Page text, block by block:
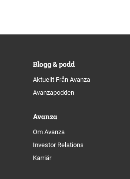
Blogg & podd
Aktuellt Från Avanza
Avanzapodden
Avanza
Om Avanza
Investor Relations
Karriär